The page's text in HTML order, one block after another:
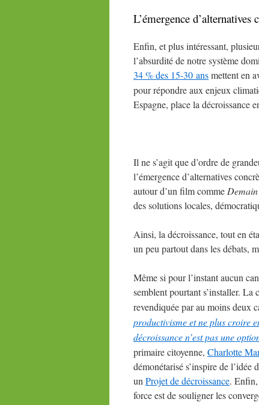
L’émergence
Enfin, et plus intéressant,
l’absurdité de notre système
34% des 15-30 ansmettent en
pour répondre aux enjeux
Espagne, place la décroissance
Il ne s’agit que d’ordre de
l’émergence d’alternatives
autour d’un film comme Demain
des solutions locales,
Ainsi, la décroissance, tout en
un peu partout dans les débats,
Même si pour l’instant aucun
semblent pourtant s’installer. La
revendiquée par au moins deux
productivisme et ne plus croire
décroissance n’est pas une
primaire citoyenne, Charlotte
démonétarisé s’inspire de
un Projet de décroissance. Enfin,
force est de souligner les